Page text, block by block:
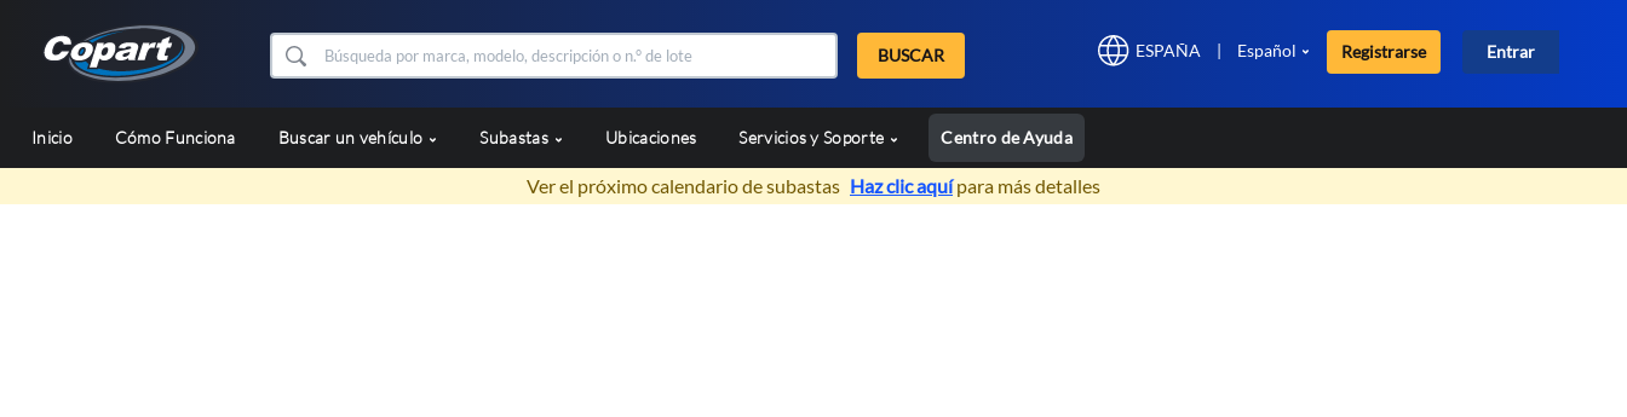
BUSCAR ESPAÑA | Español Registrarse Entrar
Inicio Cómo Funciona Buscar un vehículo Subastas Ubicaciones Servicios y Soporte Centro de Ayuda
Ver el próximo calendario de subastas Haz clic aquípara más detalles